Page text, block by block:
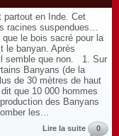
en Inde. Cet
racines suspendues…
que le bois sacré pour la
le banyan. Après
semble que non. 1. Sur
Banyans (de la
de 30 mètres de haut
que 10 000 hommes
des Banyans
les...
Lire la suite 0